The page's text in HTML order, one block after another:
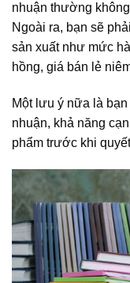
nhuận thường
Ngoài ra, bạn sẽ
sản xuất như mức
hồng, giá bán lẻ
Một lưu ý nữa là
nhuận, khả năng
phẩm trước khi